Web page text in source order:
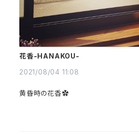
花香-HANAKOU-
2021/08/04 11:08
黄昏時の花香✿